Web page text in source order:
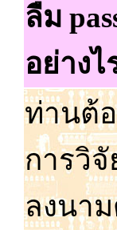
ลืม
อย่างไ
ท่านต้
การวิจั
ลงนาม